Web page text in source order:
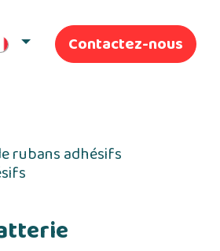
Contactez-nous
rubans adhésifs